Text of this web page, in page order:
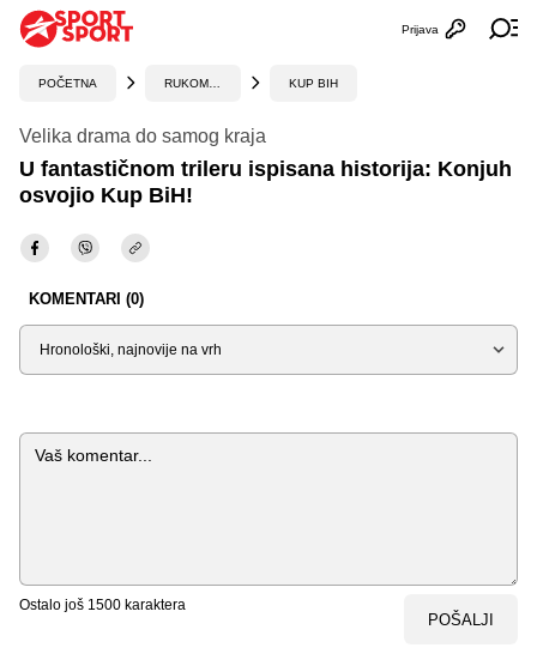
Otvori
Prijava
POČETNA KUP BIH
Velika drama do samog kraja
U fantastičnom trileru ispisana historija: Konjuh
osvojio Kup BiH!
KOMENTARI (0)
Sortiraj
Komentar
Ostalo još 1500 karaktera
POŠALJI